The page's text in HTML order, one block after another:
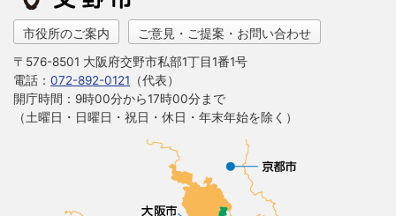
市役所のご案内 ご意見・ご提案・お問い合わせ
〒576-8501 大阪府交野市私部1丁目1番1号
電話： 072-892-0121 （代表）
開庁時間：9時00分から17時00分まで
（土曜日・日曜日・祝日・休日・年末年始を除く）